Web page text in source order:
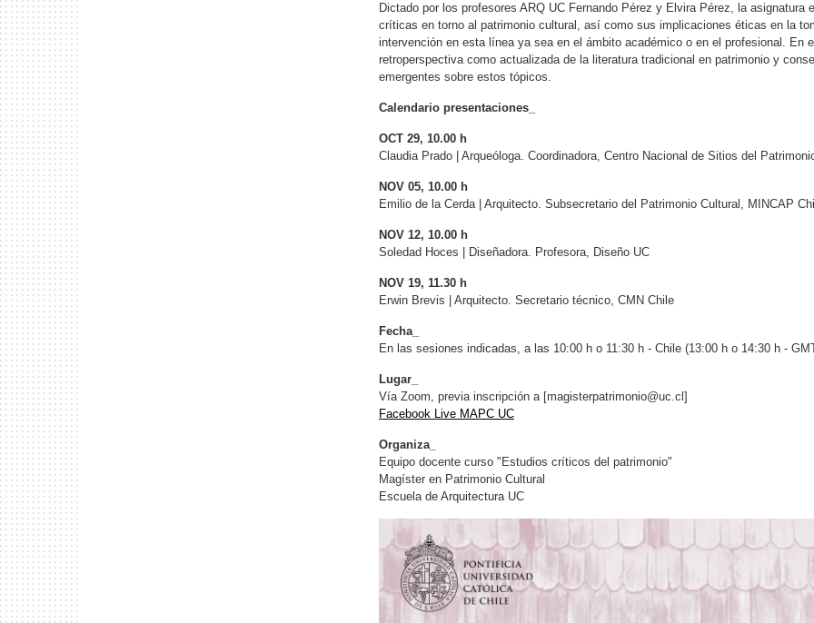
Dictado por los profesores ARQ UC Fernando Pérez y Elvira Pérez, la
críticas en torno al patrimonio cultural, así como sus implicaciones éticas en la
intervención en esta línea ya sea en el ámbito académico o en el profesional. En
retroperspectiva como actualizada de la literatura tradicional en patrimonio y
emergentes sobre estos tópicos.
Calendario presentaciones_
OCT 29, 10.00 h
Claudia Prado | Arqueóloga. Coordinadora, Centro Nacional de Sitios del
NOV 05, 10.00 h
Emilio de la Cerda | Arquitecto. Subsecretario del Patrimonio Cultural, MINCAP
NOV 12, 10.00 h
Soledad Hoces | Diseñadora. Profesora, Diseño UC
NOV 19, 11.30 h
Erwin Brevis | Arquitecto. Secretario técnico, CMN Chile
Fecha_
En las sesiones indicadas, a las 10:00 h o 11:30 h - Chile (13:00 h o 14:30 h -
Lugar_
Vía Zoom, previa inscripción a [magisterpatrimonio@uc.cl ]
Facebook Live MAPC UC
Organiza_
Equipo docente curso "Estudios críticos del patrimonio"
Magíster en Patrimonio Cultural
Escuela de Arquitectura UC